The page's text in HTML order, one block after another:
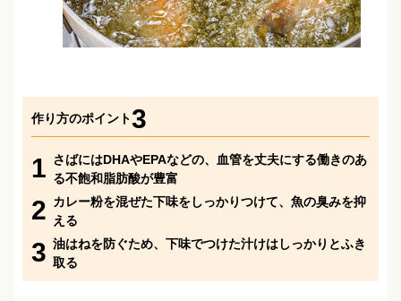
作り方のポイント3
1 さばにはDHAやEPAなどの、血管を丈夫にする働きのあ
る不飽和脂肪酸が豊富
2 カレー粉を混ぜた下味をしっかりつけて、魚の臭みを抑
える
3 油はねを防ぐため、下味でつけた汁けはしっかりとふき
取る